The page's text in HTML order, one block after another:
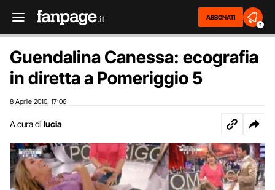
ABBONATI
2
Guendalina Canessa: ecografia
in diretta a Pomeriggio 5
8 Aprile 2010 17:06
A cura di lucia